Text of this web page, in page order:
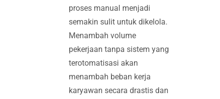
proses manual menjadi
semakin sulit untuk dikelola.
Menambah volume
pekerjaan tanpa sistem yang
terotomatisasi akan
menambah beban kerja
karyawan secara drastis dan